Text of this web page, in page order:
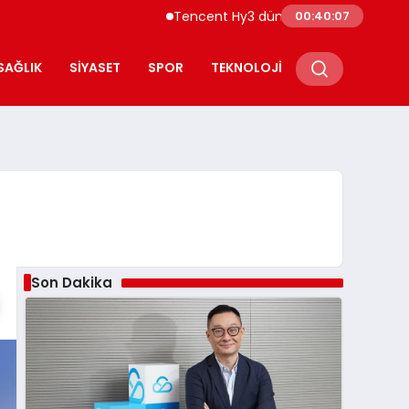
Tencent Hy3 dünya genelinde kullanıma
00:40:09
SIYASET SPOR TEKNOLOJI
Son Dakika